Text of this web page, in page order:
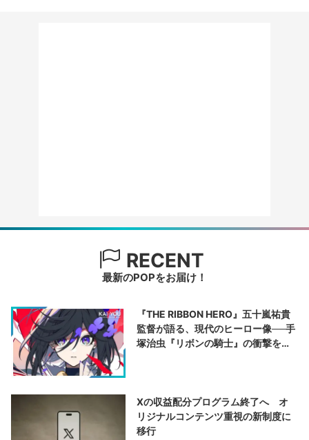
RECENT
最新のPOPをお届け！
『THE RIBBON HERO』五十嵐祐貴
監督が語る、現代のヒーロー像──手
塚治虫『リボンの騎士』の衝撃を再
Xの収益配分プログラム終了へ オ
リジナルコンテンツ重視の新制度に
移行